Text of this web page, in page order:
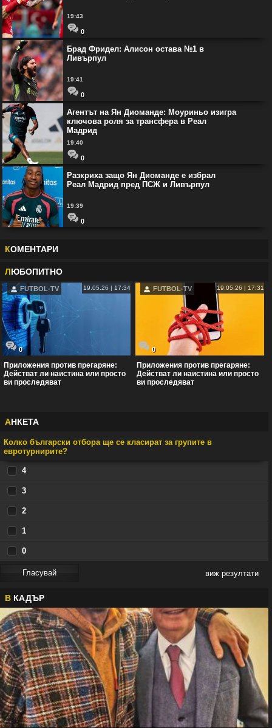
19:43
0
Брад Фридел: Алисон остава №1 в
Ливърпул
19:41
0
Агентът на Ян Диоманде: Моуриньо изигра
ключова роля за трансфера в Реал
Мадрид
19:40
0
Разкриха защо Ян Диоманде е избрал
Реал Мадрид пред ПСЖ и Ливърпул
19:39
0
КОМЕНТАРИ
ЛЮБОПИТНО
FUTBOL-TV 19.05.26 | 17:34
0
Приложения против прегаряне:
Действат ли наистина или просто
ви проследяват
FUTBOL-TV 19.05.26 | 17:31
0
Приложения против прегаряне:
Действат ли наистина или просто
ви проследяват
АНКЕТА
Колко български отбора ще се класират за групите в
евротурнирите?
4
3
2
1
0
виж резултати
В КАДЪР